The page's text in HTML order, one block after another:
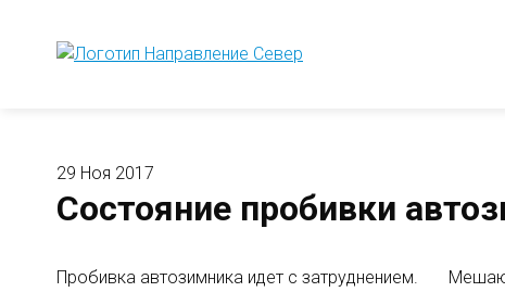
29 Ноя 2017
Состояние пробивки
Пробивка автозимника идет с затруднением. Мешают